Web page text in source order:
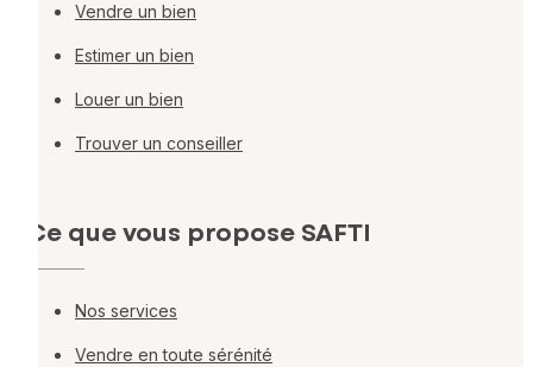
Vendre un bien
Estimer un bien
Louer un bien
Trouver un conseiller
Ce que vous propose SAFTI
Nos services
Vendre en toute sérénité